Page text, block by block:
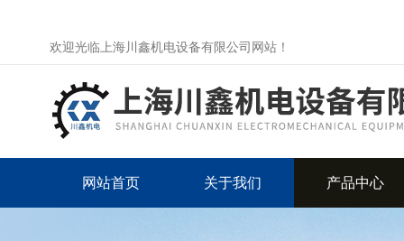
欢迎光临上海川鑫机电设备有限公司网站！
网站首页 关于我们 产品中心